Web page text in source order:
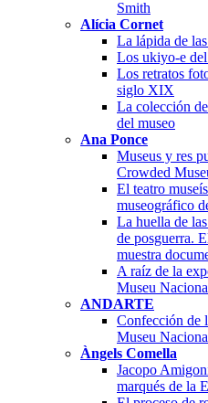
Smith
Alícia Cornet
La lápida de
Los ukiyo-e
Los retratos
siglo XIX
La colección
del museo
Ana Ponce
Museus y res
Crowded
El teatro
museográfico
La huella de
de posguerra.
muestra
A raíz de la
Museu
ANDARTE
Confección de
Museu
Àngels Comella
Jacopo
marqués de la